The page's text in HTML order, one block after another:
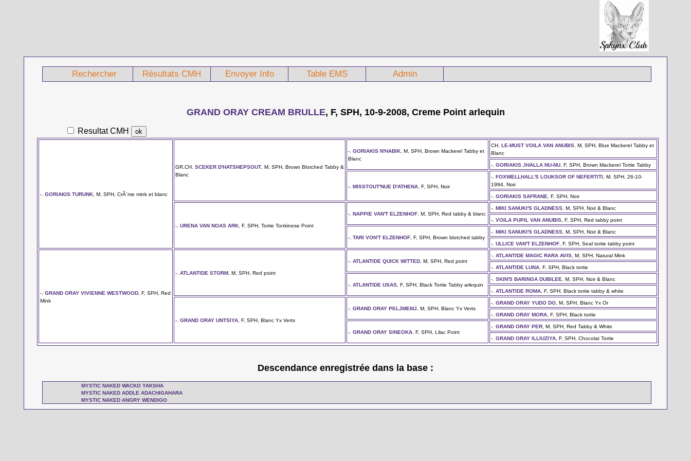
Rechercher Résultats CMH Envoyer Info Table EMS Admin
GRAND ORAY CREAM BRULLE, F, SPH, 10-9-2008, Creme Point arlequin
Resultat CMH
-.GORIAKIS TURUNK , M, SPH, CrÃ¨me mink et blanc
GR.CH.SCEKER D'HATSHEPSOUT , M, SPH, Brown Blotched Tabby &
Blanc
-.GORIAKIS N'HABIK , M, SPH, Brown Mackerel Tabby et
Blanc
CH.LE-MUST VOILA VAN ANUBIS , M, SPH, Blue Mackerel Tabby et
Blanc
-.GORIAKIS JHALLA NU-NU , F, SPH, Brown Mackerel Tortie Tabby
-.MISSTOUT'NUE D'ATHENA , F, SPH, Noir
-.FOXWELLHALL'S LOUKSOR OF NEFERTITI
, M, SPH, 26-10-
1994, Noir
-.GORIAKIS SAFRANE , F, SPH, Noir
-.URENA VAN NOAS ARK , F, SPH, Tortie Tonkinese Point
-.NAPPIE VAN'T ELZENHOF , M, SPH, Red tabby & blanc
-.MIKI SANUKI'S GLADNESS , M, SPH, Noir & Blanc
-.VOILA PUPIL VAN ANUBIS , F, SPH, Red tabby point
-.TARI VON'T ELZENHOF , F, SPH, Brown blotched tabby
-.MIKI SANUKI'S GLADNESS , M, SPH, Noir & Blanc
-.ULLICE VAN'T ELZENHOF , F, SPH, Seal tortie tabby point
-.GRAND ORAY VIVIENNE WESTWOOD , F, SPH, Red
Mink
-.ATLANTIDE STORM , M, SPH, Red point
-.ATLANTIDE QUICK WITTED , M, SPH, Red point
-.ATLANTIDE MAGIC RARA AVIS , M, SPH, Natural Mink
-.ATLANTIDE LUNA , F, SPH, Black tortie
-.ATLANTIDE USAS , F, SPH, Black Tortie Tabby arlequin
-.SKIN'S BARINGA DUBILEE , M, SPH, Noir & Blanc
-.ATLANTIDE ROMA , F, SPH, Black tortie tabby & white
-.GRAND ORAY UNTSIYA , F, SPH, Blanc Yx Verts
-.GRAND ORAY PELJMEMJ , M, SPH, Blanc Yx Verts
-.GRAND ORAY YUDO DO , M, SPH, Blanc Yx Or
-.GRAND ORAY MORA , F, SPH, Black tortie
-.GRAND ORAY SINEOKA , F, SPH, Lilac Point
-.GRAND ORAY PER , M, SPH, Red Tabby & White
-.GRAND ORAY ILLIUZIYA , F, SPH, Chocolat Tortie
Descendance enregistrée dans la base :
MYSTIC NAKED WACKO YAKSHA
MYSTIC NAKED ADDLE ADACHIGAHARA
MYSTIC NAKED ANGRY WENDIGO